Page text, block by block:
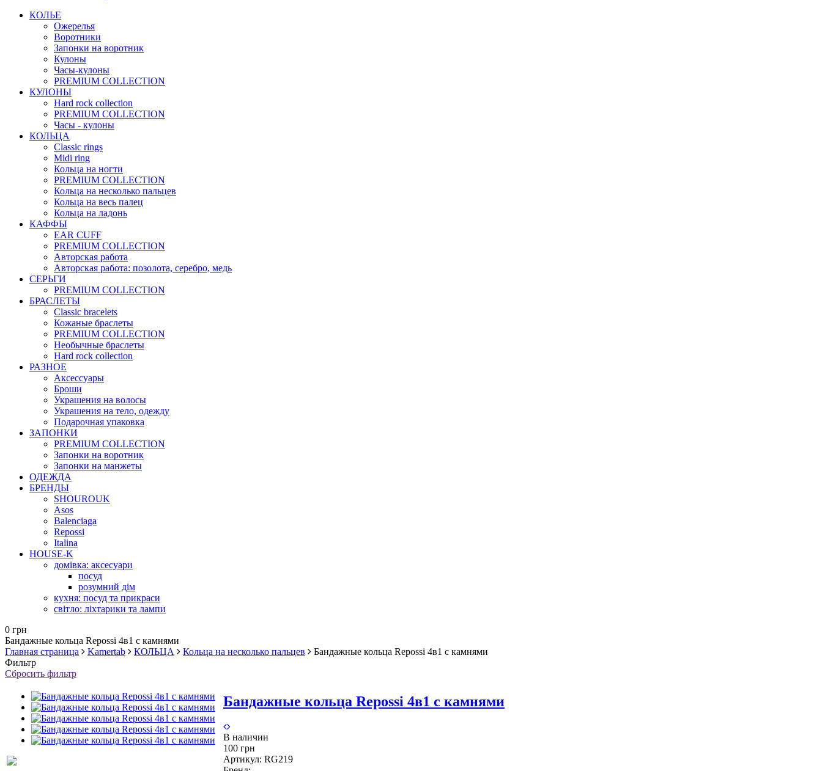
КОЛЬЕ
Ожерелья
Воротники
Запонки на воротник
Кулоны
Часы-кулоны
PREMIUM COLLECTION
КУЛОНЫ
Hard rock collection
PREMIUM COLLECTION
Часы - кулоны
КОЛЬЦА
Classic rings
Midi ring
Кольца на ногти
PREMIUM COLLECTION
Кольца на несколько пальцев
Кольца на весь палец
Кольца на ладонь
КАФФЫ
EAR CUFF
PREMIUM COLLECTION
Авторская работа
Авторская работа: позолота, серебро, медь
СЕРЬГИ
PREMIUM COLLECTION
БРАСЛЕТЫ
Classic bracelets
Кожаные браслеты
PREMIUM COLLECTION
Необычные браслеты
Hard rock collection
РАЗНОЕ
Аксессуары
Броши
Украшения на волосы
Украшения на тело, одежду
Подарочная упаковка
ЗАПОНКИ
PREMIUM COLLECTION
Запонки на воротник
Запонки на манжеты
ОДЕЖДА
БРЕНДЫ
SHOUROUK
Asos
Balenciaga
Repossi
Italina
HOUSE-K
домівка: аксесуари
посуд
розумний дім
кухня: посуд та прикраси
світло: ліхтарики та лампи
0 грн
Бандажные кольца Repossi 4в1 с камнями
Главная страница
Kamertab КОЛЬЦА Кольца на несколько пальцев
Бандажные кольца Repossi 4в1 с камнями
Фильтр
Сбросить фильтр
Бандажные кольца Repossi 4в1 с камнями
В наличии
100 грн
Артикул: RG219